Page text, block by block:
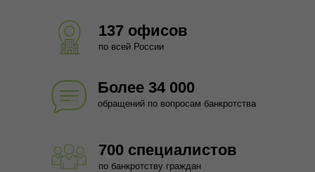
обращений по вопросам банкротства
Более 34 000
по банкротству граждан
700 специалистов
по всей России
137 офисов